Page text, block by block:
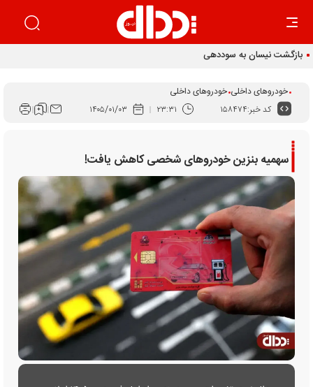
خودروهای داخلی خودروهای داخلی
کد خبر:۱۵۸۴۷۴ ۲۳:۳۱ ۱۴۰۵/۰۱/۰۳
سهمیه بنزین خودروهای شخصی کاهش یافت!